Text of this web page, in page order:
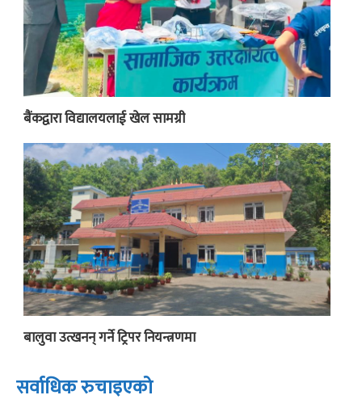
बैंकद्वारा विद्यालयलाई खेल सामग्री
बालुवा उत्खनन् गर्ने ट्रिपर नियन्त्रणमा
सर्वाधिक रुचाइएको